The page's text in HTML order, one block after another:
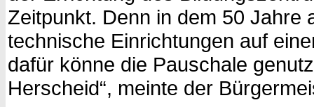
Zeitpunkt. Denn in dem 50 Jahre
technische Einrichtungen auf
dafür könne die Pauschale
Herscheid“, meinte der